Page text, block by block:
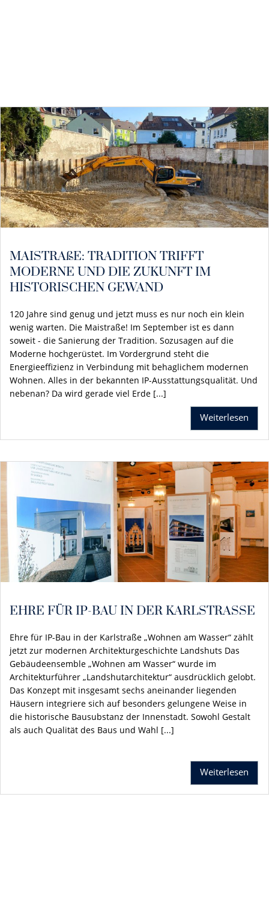
MAISTRAßE: TRADITION TRIFFT
MODERNE UND DIE ZUKUNFT IM
HISTORISCHEN GEWAND
120 Jahre sind genug und jetzt muss es nur noch ein klein
wenig warten. Die Maistraße! Im September ist es dann
soweit - die Sanierung der Tradition. Sozusagen auf die
Moderne hochgerüstet. Im Vordergrund steht die
Energieeffizienz in Verbindung mit behaglichem modernen
Wohnen. Alles in der bekannten IP-Ausstattungsqualität. Und
nebenan? Da wird gerade viel Erde [...]
Weiterlesen
EHRE FÜR IP-BAU IN DER KARLSTRASSE
Ehre für IP-Bau in der Karlstraße „Wohnen am Wasser“ zählt
jetzt zur modernen Architekturgeschichte Landshuts Das
Gebäudeensemble „Wohnen am Wasser“ wurde im
Architekturführer „Landshutarchitektur“ ausdrücklich gelobt.
Das Konzept mit insgesamt sechs aneinander liegenden
Häusern integriere sich auf besonders gelungene Weise in
die historische Bausubstanz der Innenstadt. Sowohl Gestalt
als auch Qualität des Baus und Wahl [...]
Weiterlesen